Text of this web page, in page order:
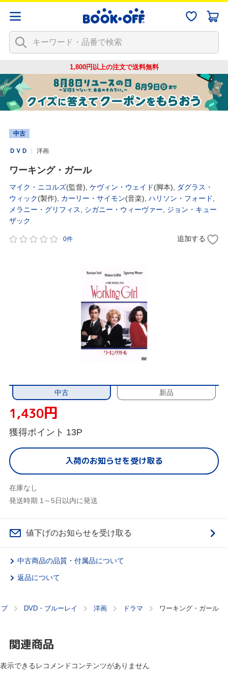
1,800円以上の注文で送料無料
中古
ＤＶＤ 洋画
ワーキング・ガール
マイク・ニコルズ(監督), ケヴィン・ウェイド(脚本),
ダグラス・
ウィック(製作), カーリー・サイモン(音楽), ハリソン・フォード
メラニー・グリフィス
シガニー・ウィーヴァー
ジョン・キュー
ザック
0件 追加する
中古 新品
1,430円
獲得ポイント 13P
入荷のお知らせを受け取る
在庫なし
発送時期 1～5日以内に発送
値下げのお知らせを受け取る
中古商品の品質・付属品について
返品について
DVD・ブルーレイ 洋画 ドラマ ワーキング・ガール
関連商品
表示できるレコメンドコンテンツがありません